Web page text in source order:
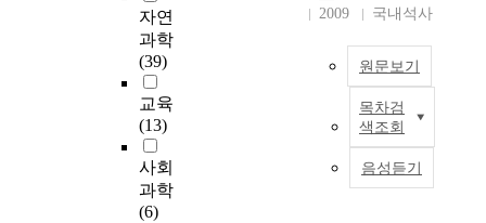
자연
과학
(39)
교육
(13)
사회
과학
(6)
2009
국내석사
원문보기
목차검
색조회
음성듣기